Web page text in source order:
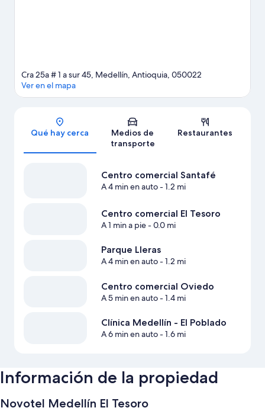
Sección del mapa
Cra 25a # 1 a sur 45, Medellín, Antioquia, 050022
Ver en el mapa
Qué hay cerca
Medios de
transporte
Restaurantes
Centro comercial Santafé
A 4 min en auto- 1.2 mi
Centro comercial El Tesoro
A 1 min a pie- 0.0 mi
Parque Lleras
A 4 min en auto- 1.2 mi
Centro comercial Oviedo
A 5 min en auto- 1.4 mi
Clínica Medellín - El Poblado
A 6 min en auto- 1.6 mi
Información de la propiedad
Novotel Medellín El Tesoro